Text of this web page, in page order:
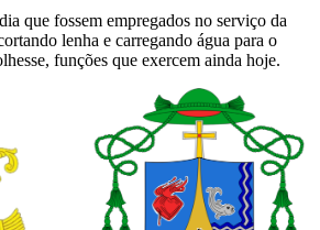
que fossem empregados no serviço da
lenha e carregando água para o
funções que exercem ainda hoje.